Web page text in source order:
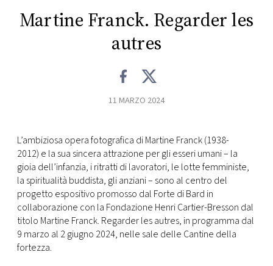
Martine Franck. Regarder les
autres
11 MARZO 2024
L’ambiziosa opera fotografica di Martine Franck (1938-
2012) e la sua sincera attrazione per gli esseri umani – la
gioia dell’infanzia, i ritratti di lavoratori, le lotte femministe,
la spiritualità buddista, gli anziani – sono al centro del
progetto espositivo promosso dal Forte di Bard in
collaborazione con la Fondazione Henri Cartier-Bresson dal
titolo Martine Franck. Regarder les autres, in programma dal
9 marzo al 2 giugno 2024, nelle sale delle Cantine della
fortezza.